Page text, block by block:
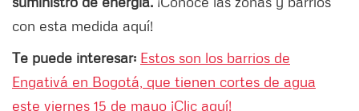
con esta medida aquí!
Te puede interesar: Estos son los barrios de
Engativá en Bogotá, que tienen cortes de agua
este viernes 15 de mayo ¡Clic aquí!